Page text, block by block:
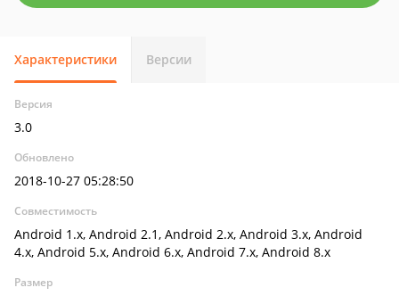
Характеристики Версии
Версия
3.0
Обновлено
2018-10-27 05:28:50
Совместимость
Android 1.x, Android 2.1, Android 2.x, Android 3.x, Android
4.x, Android 5.x, Android 6.x, Android 7.x, Android 8.x
Размер